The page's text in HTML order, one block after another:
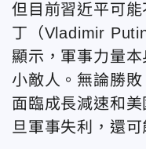
但目前習近平可
丁（Vladimir
顯示，軍事力量
小敵人。無論勝
面臨成長減速和
旦軍事失利，還